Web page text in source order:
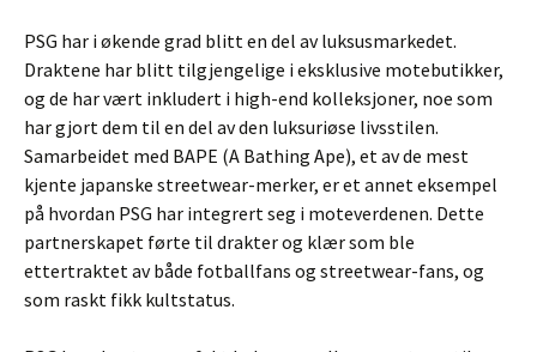
PSG har i økende grad blitt en del av luksusmarkedet.
Draktene har blitt tilgjengelige i eksklusive motebutikker,
og de har vært inkludert i high-end kolleksjoner, noe som
har gjort dem til en del av den luksuriøse livsstilen.
Samarbeidet med BAPE (A Bathing Ape), et av de mest
kjente japanske streetwear-merker, er et annet eksempel
på hvordan PSG har integrert seg i moteverdenen. Dette
partnerskapet førte til drakter og klær som ble
ettertraktet av både fotballfans og streetwear-fans, og
som raskt fikk kultstatus.